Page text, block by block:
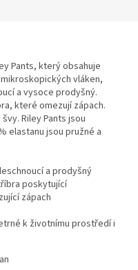
Pants, který obsahuje
vláken,
a vysoce prodyšný.
které omezují zápach.
Riley Pants jsou
elastanu jsou pružné a
a prodyšný
poskytující
zápach
k životnímu prostředí i